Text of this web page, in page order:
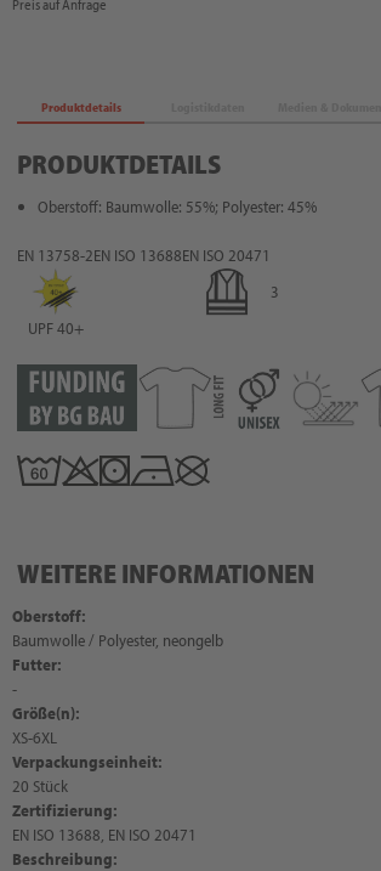
Preis auf Anfrage
Produktdetails
PRODUKTDETAILS
Oberstoff: Baumwolle: 55%; Polyester: 45%
EN 13758-2
UPF 40+
EN ISO 13688EN ISO 20471
3
WEITERE INFORMATIONEN
Oberstoff:
Baumwolle / Polyester, neongelb
Futter:
-
Größe(n):
XS-6XL
Verpackungseinheit:
20 Stück
Zertifizierung:
EN ISO 13688, EN ISO 20471
Beschreibung: